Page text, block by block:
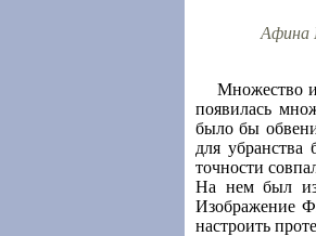
Афина
Множество
появилась
было бы
для
точности
На нем был
Изображение
настроить